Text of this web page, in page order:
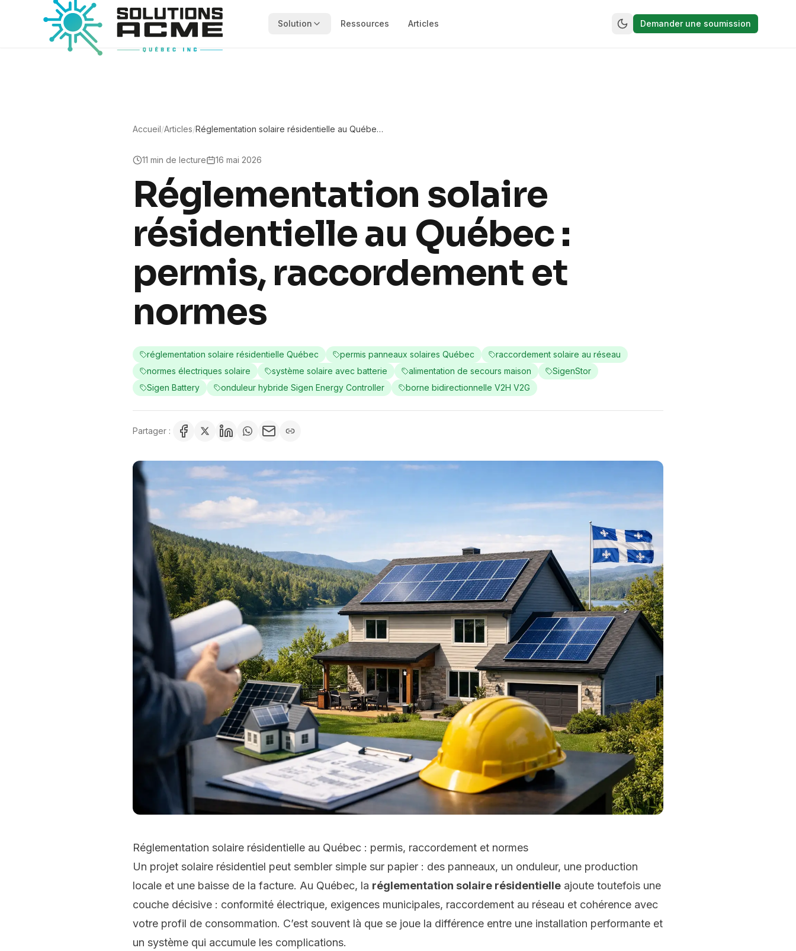
Solution Ressources Articles Demander une soumission
Accueil/Articles/Réglementation solaire résidentielle au Québec
11 min de lecture 16 mai 2026
Réglementation solaire
résidentielle au Québec :
permis, raccordement et
normes
réglementation solaire résidentielle Québec permis panneaux solaires Québec
raccordement solaire au réseau
normes électriques solaire
système solaire avec batterie alimentation de secours maison
SigenStor
Sigen Battery
onduleur hybride Sigen Energy Controller borne bidirectionnelle V2H V2G
Partager :
Réglementation solaire résidentielle au Québec : permis, raccordement et normes
Un projet solaire résidentiel peut sembler simple sur papier : des panneaux, un onduleur, une production
locale et une baisse de la facture. Au Québec, la réglementation solaire résidentielle ajoute toutefois une
couche décisive : conformité électrique, exigences municipales, raccordement au réseau et cohérence avec
votre profil de consommation. C’est souvent là que se joue la différence entre une installation performante et
un système qui accumule les complications.